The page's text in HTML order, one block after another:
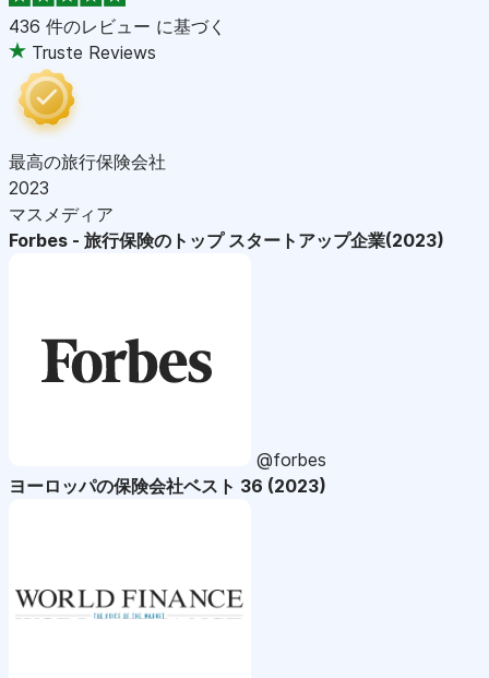
436 件のレビュー に基づく
Truste Reviews
最高の旅行保険会社
2023
マスメディア
Forbes - 旅行保険のトップ スタートアップ企業(2023)
@forbes
ヨーロッパの保険会社ベスト 36 (2023)